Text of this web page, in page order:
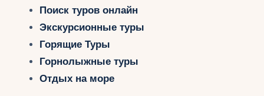
Поиск туров онлайн
Экскурсионные туры
Горящие Туры
Горнолыжные туры
Отдых на море